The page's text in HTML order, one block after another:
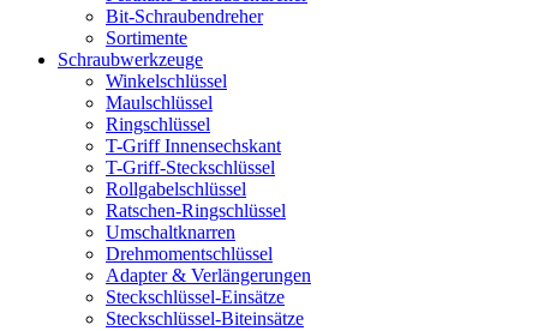
Bit-Schraubendreher
Sortimente
Schraubwerkzeuge
Winkelschlüssel
Maulschlüssel
Ringschlüssel
T-Griff Innensechskant
T-Griff-Steckschlüssel
Rollgabelschlüssel
Ratschen-Ringschlüssel
Umschaltknarren
Drehmomentschlüssel
Adapter & Verlängerungen
Steckschlüssel-Einsätze
Steckschlüssel-Biteinsätze